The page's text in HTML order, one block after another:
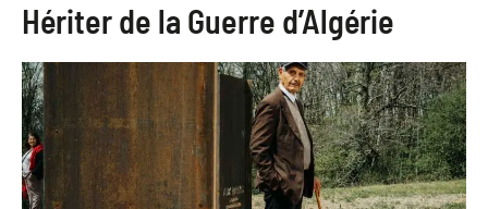
Hériter de la Guerre d’Algérie